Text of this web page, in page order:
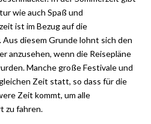
wie auch Spaß und
ist im Bezug auf die
diesem Grunde lohnt sich den
anzusehen, wenn die Reisepläne
Manche große Festivale und
Zeit statt, so dass für die
Zeit kommt, um alle
zu fahren.